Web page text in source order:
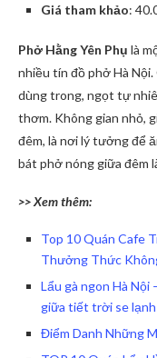
Giá tham khảo:
Phở Hằng Yên Phụ là
nhiều tín đồ phở Hà
dùng trong, ngọt tự
thơm. Không gian nhỏ,
đêm, là nơi lý tưởng để
bát phở nóng giữa đêm
>> Xem thêm:
Top 10 Quán Cafe
Thưởng Thức
Lẩu gà ngon Hà Nội
giữa tiết trời se lạnh
Điểm Danh Những